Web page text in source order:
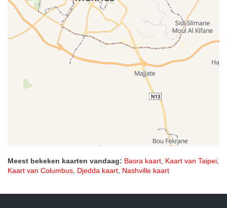
Meest bekeken kaarten vandaag: Basra kaart, Kaart van Taipei,
Kaart van Columbus, Djedda kaart, Nashville kaart